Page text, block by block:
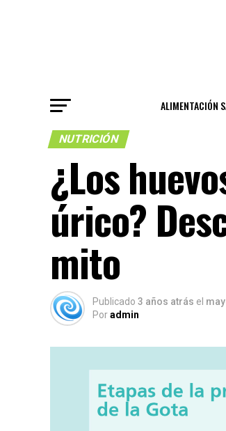
ALIMENTACIÓN
NUTRICIÓN
¿Los
úrico?
mito
Publicado 3 años atrás el
Poradmin